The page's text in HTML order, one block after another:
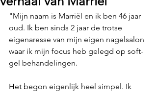
"Mijn naam is Marriël en ik ben 46 jaar
oud. Ik ben sinds 2 jaar de trotse
eigenaresse van mijn eigen nagelsalon
waar ik mijn focus heb gelegd op soft-
gel behandelingen.
Het begon eigenlijk heel simpel. Ik